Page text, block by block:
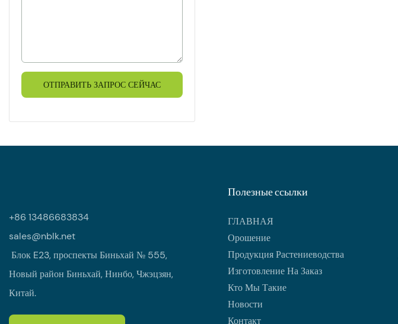
ОТПРАВИТЬ ЗАПРОС СЕЙЧАС
+86 13486683834
sales@nblk.net
Блок E23, проспекты Биньхай № 555,
Новый район Биньхай, Нинбо, Чжэцзян,
Китай.
Полезные ссылки
ГЛАВНАЯ
Орошение
Продукция Растениеводства
Изготовление На Заказ
Кто Мы Такие
Новости
Контакт